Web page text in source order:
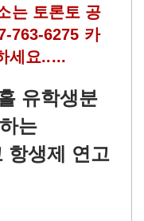
는 토론토 공
763-6275 카
세요.....
유학생분
는
항생제 연고